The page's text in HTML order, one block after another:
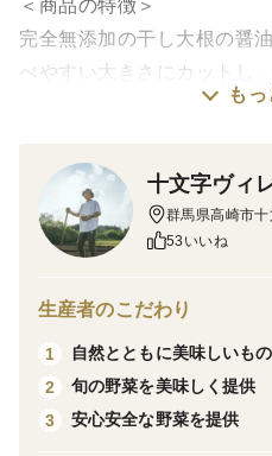
＜商品の特徴＞
完全無添加の干し大根の醤
べやすい大きさにカットし
るやさしい味で漬け込みま
＜産地の特徴＞
原料の大根は、昔から長い
すく育ちました栽培中は化
も
十文字ヴィ
群馬県高崎市
53いいね
生産者のこだわり
1
自然とともに美味しいも
2
旬の野菜を美味しく提供
3
安心安全な野菜を提供